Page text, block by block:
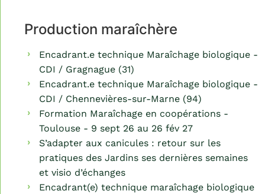
Production maraîchère
Encadrant.e technique Maraîchage biologique -
CDI / Gragnague (31)
Encadrant.e technique Maraîchage biologique -
CDI / Chennevières-sur-Marne (94)
Formation Maraîchage en coopérations -
Toulouse - 9 sept 26 au 26 fév 27
S’adapter aux canicules : retour sur les
pratiques des Jardins ses dernières semaines
et visio d’échanges
Encadrant(e) technique maraîchage biologique